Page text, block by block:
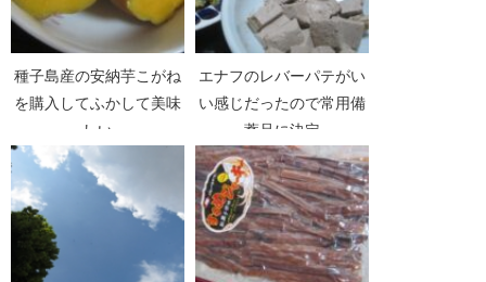
種子島産の安納芋こがね
を購入してふかして美味
しい
エナフのレバーパテがい
い感じだったので常用備
蓄品に決定